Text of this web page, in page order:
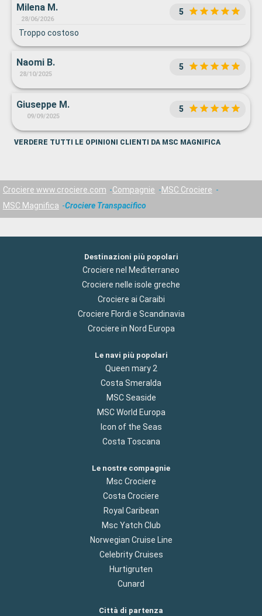
organizzazione,se potessi dare più di 10 avrei dato molto di
più e inoltre la figura di Juli è stata essenziale lei è
bravissima gentilissima e disponibile
Milena M.
28/06/2026
5
Troppo costoso
Naomi B.
28/10/2025
5
Giuseppe M.
09/09/2025
5
VERDERE TUTTI LE OPINIONI CLIENTI DA MSC MAGNIFICA
Crociere www.crociere.com Compagnie
MSC Crociere
MSC Magnifica
Crociere Transpacifico
Destinazioni più popolari
Crociere nel Mediterraneo
Crociere nelle isole greche
Crociere ai Caraibi
Crociere Flordi e Scandinavia
Crociere in Nord Europa
Le navi più popolari
Queen mary 2
Costa Smeralda
MSC Seaside
MSC World Europa
Icon of the Seas
Costa Toscana
Le nostre compagnie
Msc Crociere
Costa Crociere
Royal Caribean
Msc Yatch Club
Norwegian Cruise Line
Celebrity Cruises
Hurtigruten
Cunard
Città di partenza